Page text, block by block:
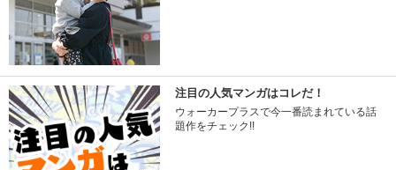
注目の人気マンガはコレだ！
ウォーカープラスで今一番読まれている話
題作をチェック!!